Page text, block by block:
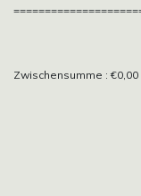
Zwischensumme : €0,00